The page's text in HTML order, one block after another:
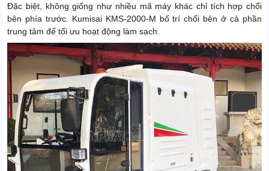
Đặc biệt, không giống như nhiều mã máy khác chỉ tích hợp chổi
bên phía trước. Kumisai KMS-2000-M bố trí chổi bên ở cả phần
trung tâm để tối ưu hoạt động làm sạch.